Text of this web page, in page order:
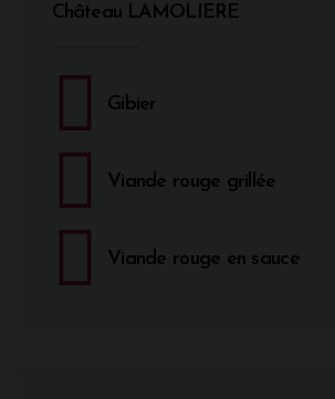
Château LAMOLIERE
Gibier
Viande rouge grillée
Viande rouge en sauce